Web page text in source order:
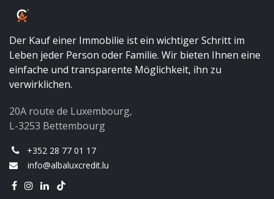
Der Kauf einer Immobilie ist ein wichtiger Schritt im
Leben jeder Person oder Familie. Wir bieten Ihnen eine
einfache und transparente Möglichkeit, ihn zu
verwirklichen.
20A route de Luxembourg,
L-3253 Bettembourg
+352 28 77 01 17
info@albaluxcredit.lu